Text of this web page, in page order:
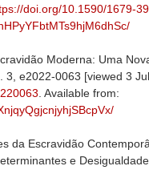
doi.org/10.1590/1679-
Moderna: Uma
3, e2022-0063 [viewed 3
. Available from:
da Escravidão
e